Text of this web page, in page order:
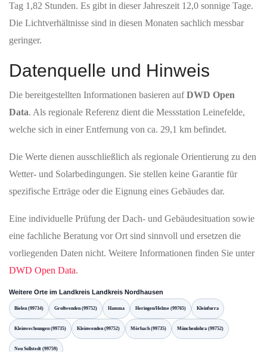
Tag 1,82 Stunden. Es gibt in dieser Jahreszeit 12,0 sonnige Tage.
Die Lichtverhältnisse sind in diesen Monaten sachlich messbar
geringer.
Datenquelle und Hinweis
Die bereitgestellten Informationen basieren aufDWD Open
Data. Als regionale Referenz dient die Messstation Leinefelde,
welche sich in einer Entfernung von ca. 29,1 km befindet.
Die Werte dienen ausschließlich als regionale Orientierung zu den
Wetter- und Solarbedingungen. Sie stellen keine Garantie für
spezifische Erträge oder die Eignung eines Gebäudes dar.
Eine individuelle Prüfung der Dach- und Gebäudesituation sowie
eine fachliche Beratung vor Ort sind sinnvoll und ersetzen die
vorliegenden Daten nicht. Weitere Informationen finden Sie unter
DWD Open Data.
Weitere Orte im Landkreis Landkreis Nordhausen
Bielen (99734) Großwenden (99752) Hamma Heringen/Helme (99765) Kleinfurra
Kleinwechsungen (99735) Kleinwenden (99752) Mörbach (99735) Münchenlohra (99752)
Neu Sollstedt (99759)